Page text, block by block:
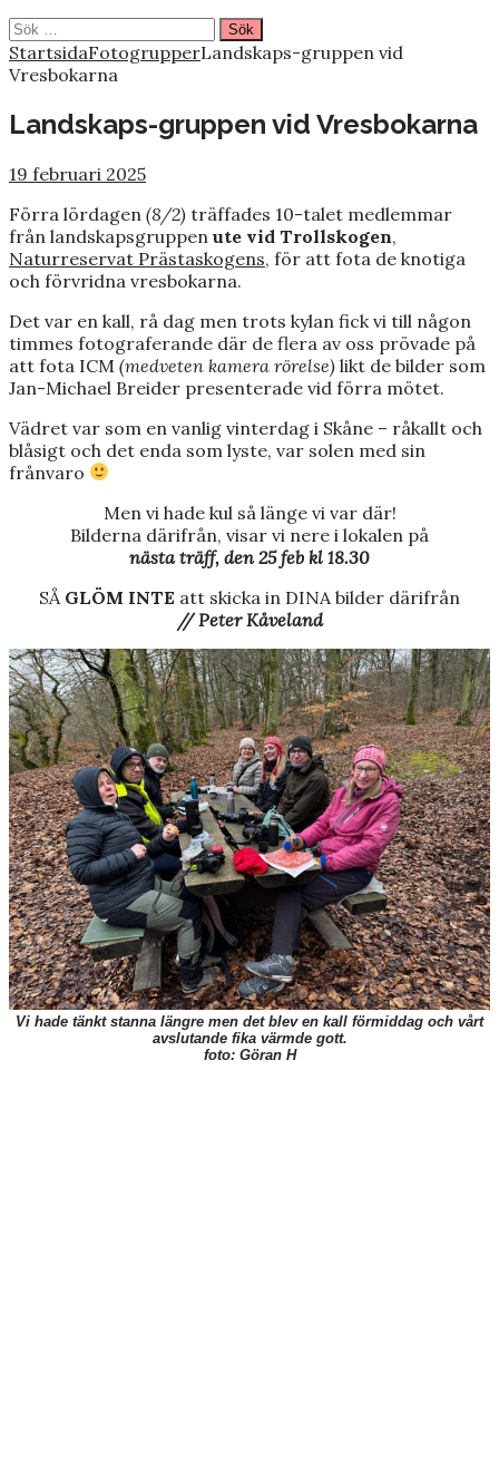
Sök
efter:
StartsidaFotogrupperLandskaps-gruppen vid
Vresbokarna
Landskaps-gruppen vid Vresbokarna
19 februari 2025
Förra lördagen (8/2) träffades 10-talet medlemmar
från landskapsgruppen ute vid Trollskogen,
Naturreservat Prästaskogens, för att fota de knotiga
och förvridna vresbokarna.
Det var en kall, rå dag men trots kylan fick vi till någon
timmes fotograferande där de flera av oss prövade på
att fota ICM (medveten kamera rörelse) likt de bilder som
Jan-Michael Breider presenterade vid förra mötet.
Vädret var som en vanlig vinterdag i Skåne – råkallt och
blåsigt och det enda som lyste, var solen med sin
frånvaro
Men vi hade kul så länge vi var där!
Bilderna därifrån, visar vi nere i lokalen på
nästa träff, den 25 feb kl 18.30
SÅ GLÖM INTE att skicka in DINA bilder därifrån
// Peter Kåveland
Vi hade tänkt stanna längre men det blev en kall förmiddag och vårt
avslutande fika värmde gott.
foto: Göran H